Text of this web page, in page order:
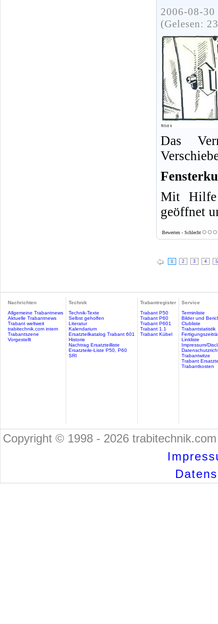
2006-08-
(Gelesen:
Das
Mit Hilfe
geöffnet
Bewerten - Schlecht
1 2 3 4 5
Nachrichten
Allgemeine Trabantnews
Aktuelle Trabantnews
Trabant weltweit
trabitechnik.com intern
Trabantszene
Vorgestellt
Technik
Technik-Texte
Selbst geholfen
Literatur
Kalendarium
Ersatzteilkatalog Trabant 601
Historie
Nachtrag Ersatzteilliste
Ersatzteile-Liste P50, P60
SRI
Trabantregister
Trabant P50
Trabant P60
Trabant P601
Trabant 1.1
Trabant Kübel
Service
Terminliste
Bilder und
Clubliste
Trabantstatistik
Linkliste
Impressum/
Trabantwitze
Trabant
Trabantkosten
Copyright © 1998 - 2026